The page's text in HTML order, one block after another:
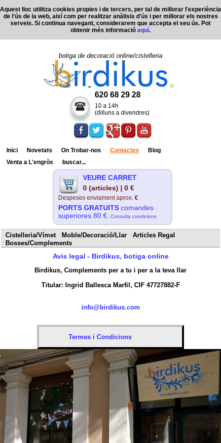
botiga de decoració online/cistelleria
620 68 29 28
10 a 14h
(dilluns a divendres)
Inici Novetats On Trobar-nos Contactes
Blog
Venta a L'engròs
buscar...
VEURE CARRET
0 (articles) | 0 €
Despeses enviament aprox. €
PORTS GRATUITS comandes
superiores 80 €.
Consulta condicions
Cistelleria/Vímet Moble/Decoració/Llar
Articles Regal
Bosses/Complements
Avis legal - Birdikus, botiga online
Birdikus, Complements per a tu i per a la teva llar
Titular:
info@birdikus.com
Termes i Condicions
Aquest lloc utilitza cookies propies i de tercers, per tal de millorar l'experiència
de l'ús de la web, així com per realitzar anàlisis d'ús i per millorar els nostres
serveis. Si continua navegant, considerarem que accepta el seu ús. Pot
obtenir més informació aquí.